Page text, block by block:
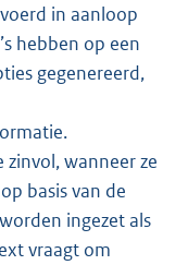
in aanloop
hebben op een
gegenereerd,
wanneer ze
basis van de
ingezet als
vraagt om